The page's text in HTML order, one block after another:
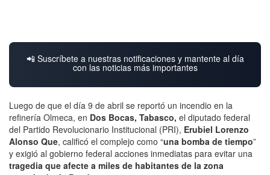
📲 Suscríbete a nuestras notificaciones y mantente al día
con las noticias más importantes
Luego de que el día 9 de abril se reportó un incendio en la
refinería Olmeca, en Dos Bocas, Tabasco, el diputado federal
del Partido Revolucionario Institucional (PRI), Erubiel Lorenzo
Alonso Que, calificó el complejo como “una bomba de tiempo”
y exigió al gobierno federal acciones inmediatas para evitar una
tragedia que afecte a miles de habitantes de la zona